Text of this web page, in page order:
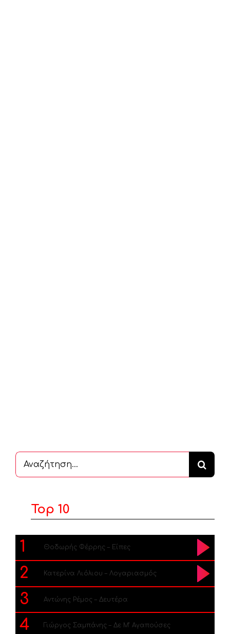
Αναζήτηση
...
Top 10
1 Θοδωρής Φέρρης – Είπες
2 Κατερίνα Λιόλιου – Λογαριασμός
3 Αντώνης Ρέμος – Δευτέρα
4 Γιώργος Σαμπάνης – Δε Μ’ Αγαπούσες